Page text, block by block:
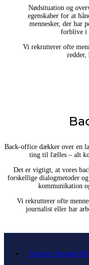
Nødsituation og
egenskaber for at
mennesker, der har
forblive i
Vi rekrutterer ofte
redder,
Back-office dækker over en
ting til fælles – alt
Det er vigtigt, at vores
forskellige dialogmetoder
kommunikation
Vi rekrutterer ofte
journalist eller har
Adresse: Ørestads